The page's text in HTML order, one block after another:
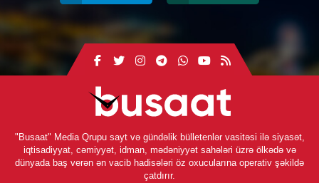
"Busaat" Media Qrupu sayt və gündəlik bülletenlər vasitəsi ilə siyasət,
iqtisadiyyat, cəmiyyət, idman, mədəniyyət sahələri üzrə ölkədə və
dünyada baş verən ən vacib hadisələri öz oxucularına operativ şəkildə
çatdırır.